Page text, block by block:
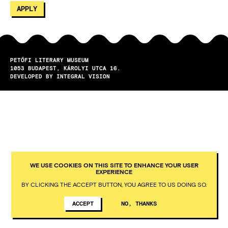
PETŐFI LITERARY MUSEUM
1053
BUDAPEST
KÁROLYI UTCA 16.
DEVELOPED BY INTEGRAL VISION
WE USE COOKIES ON THIS SITE TO ENHANCE YOUR USER
EXPERIENCE
BY CLICKING THE ACCEPT BUTTON, YOU AGREE TO US DOING SO.
ACCEPT NO, THANKS